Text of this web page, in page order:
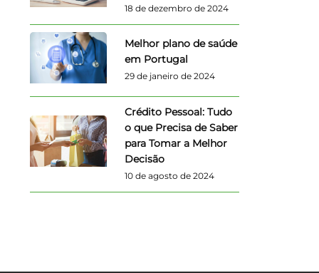
18 de dezembro de 2024
Melhor plano de saúde
em Portugal
29 de janeiro de 2024
Crédito Pessoal: Tudo
o que Precisa de Saber
para Tomar a Melhor
Decisão
10 de agosto de 2024